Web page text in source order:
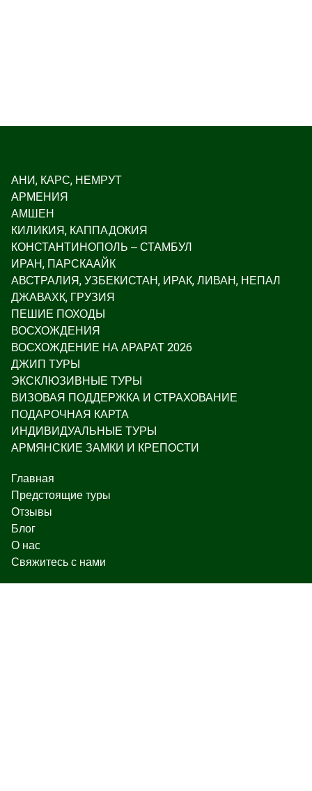
АНИ, КАРС, НЕМРУТ
АРМЕНИЯ
АМШЕН
КИЛИКИЯ, КАППАДОКИЯ
КОНСТАНТИНОПОЛЬ – СТАМБУЛ
ИРАН, ПАРСКААЙК
АВСТРАЛИЯ, УЗБЕКИСТАН, ИРАК, ЛИВАН, НЕПАЛ
ДЖАВАХК, ГРУЗИЯ
ПЕШИЕ ПОХОДЫ
ВОСХОЖДЕНИЯ
ВОСХОЖДЕНИЕ НА АРАРАТ 2026
ДЖИП ТУРЫ
ЭКСКЛЮЗИВНЫЕ ТУРЫ
ВИЗОВАЯ ПОДДЕРЖКА И СТРАХОВАНИЕ
ПОДАРОЧНАЯ КАРТА
ИНДИВИДУАЛЬНЫЕ ТУРЫ
АРМЯНСКИЕ ЗАМКИ И КРЕПОСТИ
Главная
Предстоящие туры
Отзывы
Блог
О нас
Свяжитесь с нами